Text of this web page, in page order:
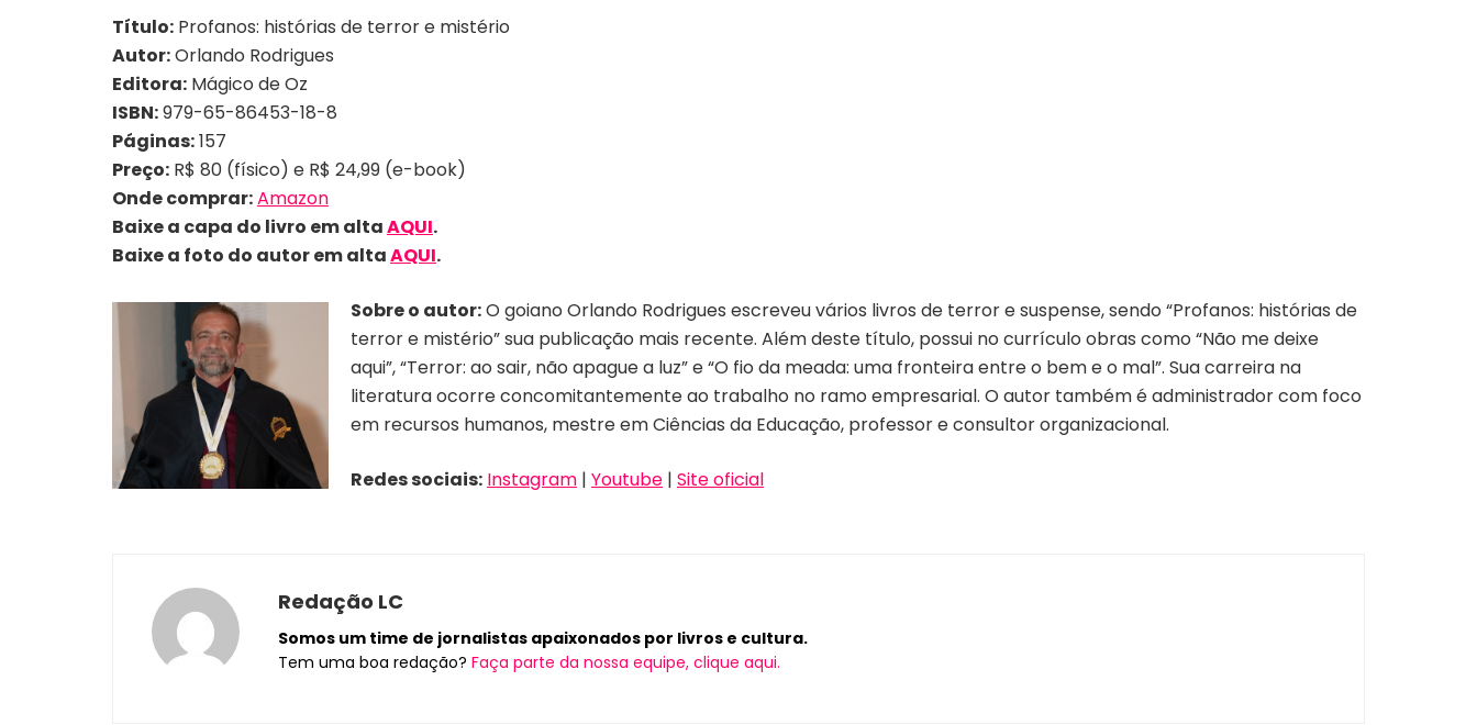
Título: Profanos: histórias de terror e mistério
Autor:Orlando Rodrigues
Editora: Mágico de Oz
ISBN:979-65-86453-18-8
Páginas:157
Preço: R$ 80 (físico) e R$ 24,99 (e-book)
Onde comprar:Amazon
Baixe a capa do livro em altaAQUI.
Baixe a foto do autor em altaAQUI.
Sobre o autor:O goiano Orlando Rodrigues escreveu vários livros de terror e suspense, sendo “Profanos: histórias de
terror e mistério” sua publicação mais recente. Além deste título, possui no currículo obras como “Não me deixe
aqui”, “Terror: ao sair, não apague a luz” e “O fio da meada: uma fronteira entre o bem e o mal”. Sua carreira na
literatura ocorre concomitantemente ao trabalho no ramo empresarial. O autor também é administrador com foco
em recursos humanos, mestre em Ciências da Educação, professor e consultor organizacional.
Redes sociais: Instagram | Youtube | Site oficial
Redação LC
Somos um time de jornalistas apaixonados por livros e cultura.
Tem uma boa redação? Faça parte da nossa equipe, clique aqui.